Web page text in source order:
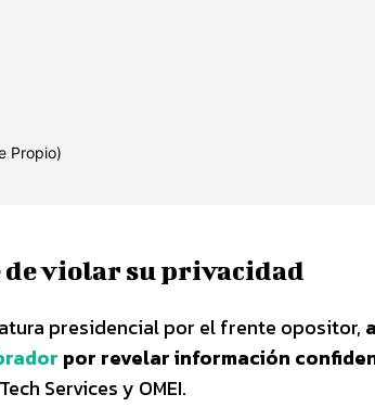
de violar su privacidad
presidencial por el frente opositor,
por revelar información
Services y OMEI.